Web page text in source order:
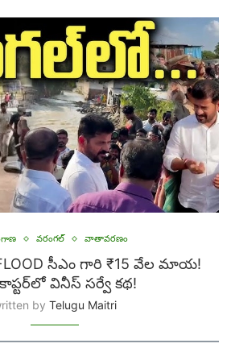
వరంగల్ వాతావరణం
FLOOD సీఎం గారి ₹15 వేల మాయ!
వినీస్ సర్వే కథ!
by Telugu Maitri